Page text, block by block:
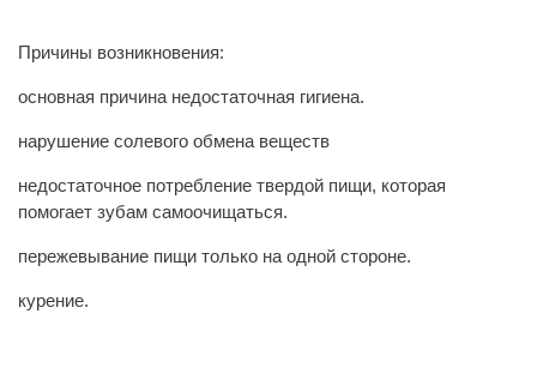
Причины возникновения:
основная причина недостаточная гигиена.
нарушение солевого обмена веществ
недостаточное потребление твердой пищи, которая
помогает зубам самоочищаться.
пережевывание пищи только на одной стороне.
курение.